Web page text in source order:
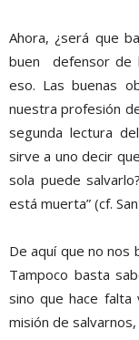
Ahora, ¿será que
buen defensor de
eso. Las buenas
nuestra profesión
segunda lectura
sirve a uno decir
sola puede
está muerta” (cf.
De aquí que no nos
Tampoco basta
sino quehace falta
misión de salvarnos,